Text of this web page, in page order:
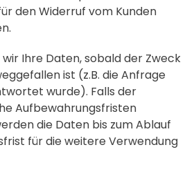
den Widerruf vom Kunden
Ihre Daten, sobald der Zweck
ist (z.B. die Anfrage
wurde). Falls der
Aufbewahrungsfristen
die Daten bis zum Ablauf
für die weitere Verwendung